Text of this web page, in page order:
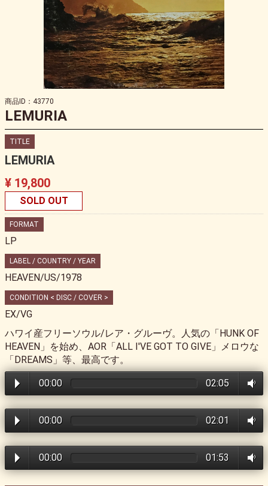
商品ID：43770
LEMURIA
TITLE
LEMURIA
¥ 19,800
SOLD OUT
FORMAT
LP
LABEL / COUNTRY / YEAR
HEAVEN/US/1978
CONDITION < DISC / COVER >
EX/VG
ハワイ産フリーソウル/レア・グルーヴ。人気の「HUNK OF
HEAVEN」を始め、AOR「ALL I'VE GOT TO GIVE」メロウな
「DREAMS」等、最高です。
00:00 02:05
00:00 02:01
00:00 01:53